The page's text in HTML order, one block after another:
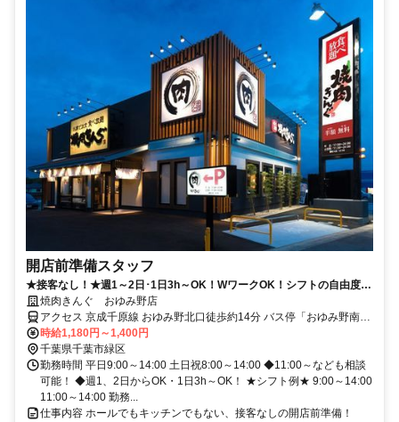
開店前準備スタッフ
★接客なし！★週1～2日･1日3h～OK！WワークOK！シフトの自由度の
高さが魅力！
焼肉きんぐ おゆみ野店
アクセス 京成千原線 おゆみ野北口徒歩約14分 バス停「おゆみ野南」
下車目の前
時給1,180円～1,400円
千葉県千葉市緑区
勤務時間 平日9:00～14:00 土日祝8:00～14:00 ◆11:00～なども相談
可能！ ◆週1、2日からOK・1日3h～OK！ ★シフト例★ 9:00～14:00
11:00～14:00 勤務...
仕事内容 ホールでもキッチンでもない、接客なしの開店前準備！